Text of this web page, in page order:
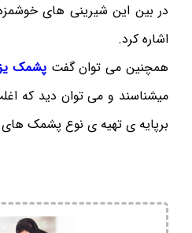
در بین این شیرینی های
اشاره کرد.
همچنین می توان گفتپشمک
میشناسند و می توان دید که
برپایه ی تهیه ی نوع پشمک های